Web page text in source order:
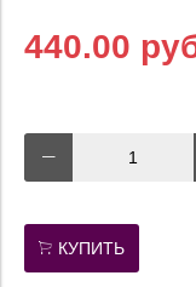
440.00
КУПИТЬ